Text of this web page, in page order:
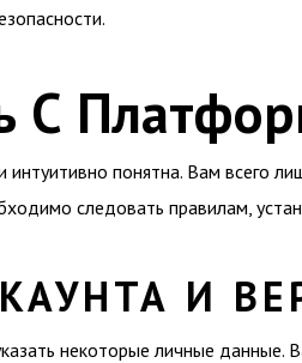
С
понятна. Вам всего
следовать правилам,
И
некоторые личные